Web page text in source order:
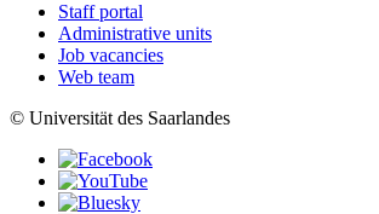
Staff portal
Administrative units
Job vacancies
Web team
© Universität des Saarlandes